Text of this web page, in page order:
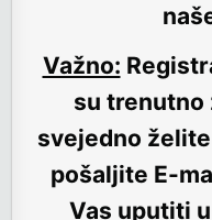
Važno:
su trenutno
svejedno
pošaljite E-
Vas uputiti